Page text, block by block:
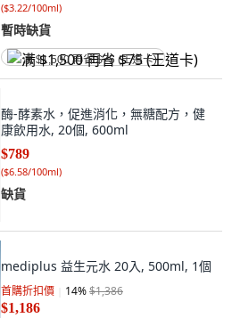
($3.22/100ml)
暫時缺貨
满 $1,500 再省 $75 (王道卡)
酶-酵素水，促進消化，無糖配方，健
康飲用水, 20個, 600ml
$789
($6.58/100ml)
缺貨
mediplus 益生元水 20入, 500ml, 1個
首購折扣價 14%$1,386
$1,186